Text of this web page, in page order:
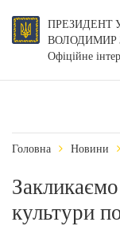
ПРЕЗИДЕНТ
ВОЛОДИМИР
Офіційне
Головна Новини
культури